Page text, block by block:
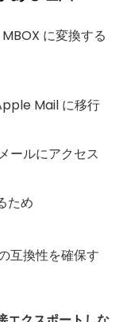
に変換する
Mail に移行
ールにアクセス
ため
互換性を確保す